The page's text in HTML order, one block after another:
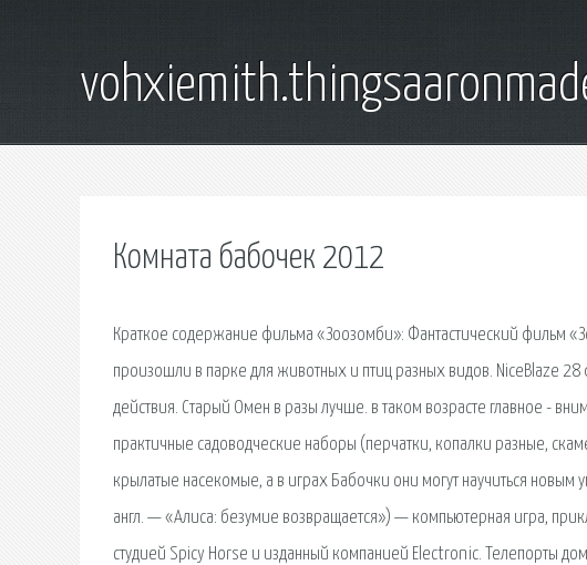
Комната бабочек 2012
Краткое содержание фильма «Зоозомби»: Фантастический фильм
произошли в парке для животных и птиц разных видов. NiceBlaze
действия. Старый Омен в разы лучше. в таком возрасте главное -
практичные садоводческие наборы (перчатки, копалки разные,
крылатые насекомые, а в играх Бабочки они могут научиться
англ. — «Алиса: безумие возвращается») — компьютерная игра,
студией Spicy Horse и изданный компанией Electronic. Телепорты